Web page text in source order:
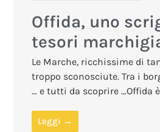
Offida, uno
tesori
Le Marche, ricchissime di
troppo sconosciute. Tra i
… e tutti da scoprire …Offida
Leggi →